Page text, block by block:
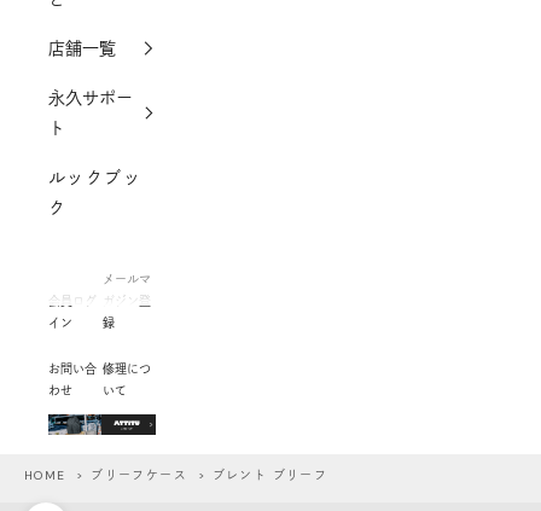
店舗一覧
永久サポー
ト
ルックブッ
ク
会員ログ
イン
メールマ
ガジン登
録
お問い合
わせ
修理につ
いて
HOME > ブリーフケース > ブレント ブリーフ